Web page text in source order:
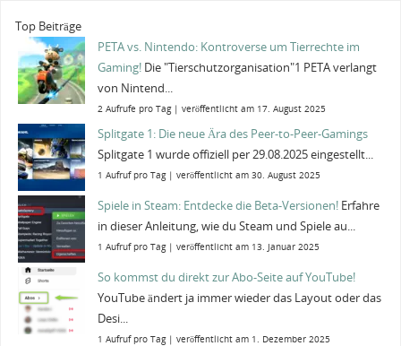
Top Beiträge
PETA vs. Nintendo: Kontroverse um Tierrechte im
Gaming! Die "Tierschutzorganisation"1 PETA verlangt
von Nintend...
2 Aufrufe pro Tag|veröffentlicht am 17. August 2025
Splitgate 1: Die neue Ära des Peer-to-Peer-Gamings
Splitgate 1 wurde offiziell per 29.08.2025 eingestellt...
1 Aufruf pro Tag|veröffentlicht am 30. August 2025
Spiele in Steam: Entdecke die Beta-Versionen! Erfahre
in dieser Anleitung, wie du Steam und Spiele au...
1 Aufruf pro Tag|veröffentlicht am 13. Januar 2025
So kommst du direkt zur Abo-Seite auf YouTube!
YouTube ändert ja immer wieder das Layout oder das
Desi...
1 Aufruf pro Tag|veröffentlicht am 1. Dezember 2025